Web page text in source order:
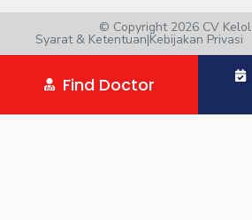
© Copyright 2026 CV
Syarat & Ketentuan|Kebijakan Privasi
Find Doctor